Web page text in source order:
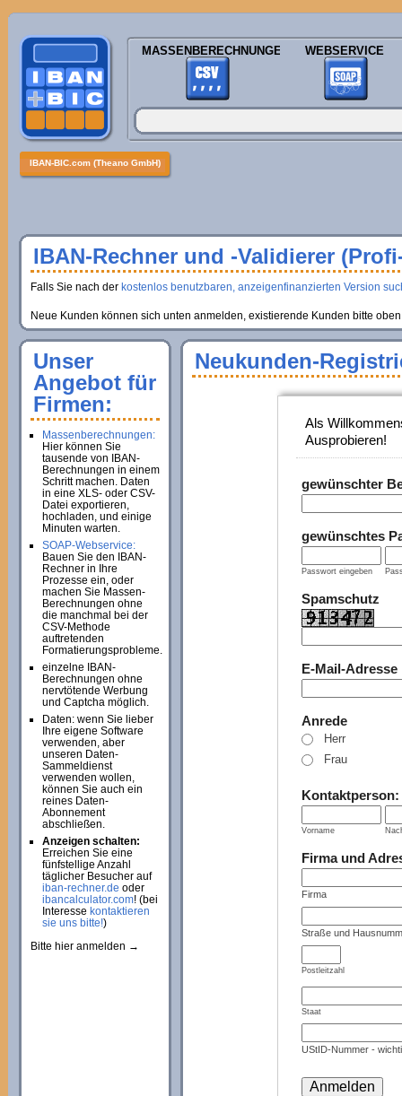
MASSENBERECHNUNGEN WEBSERVICE
IBAN-BIC.com (Theano GmbH)
IBAN-Rechner und -Validierer
Falls Sie nach der kostenlos benutzbaren, anzeigenfinanzierten Version
Neue Kunden können sich unten anmelden, existierende Kunden bitte
Neukunden-
Als
Ausprobieren!
gewünschter
gewünschtes
Passwort eingeben
Spamschutz
E-Mail-Adresse
Anrede
Herr
Frau
Kontaktperson:
Vorname
Firma und
Firma
Straße und
Postleitzahl
Staat
UStID-Nummer -
Unser
Angebot für
Firmen:
Massenberechnungen:
Hier können Sie
tausende von IBAN-
Berechnungen in einem
Schritt machen. Daten
in eine XLS- oder CSV-
Datei exportieren,
hochladen, und einige
Minuten warten.
SOAP-Webservice:
Bauen Sie den IBAN-
Rechner in Ihre
Prozesse ein, oder
machen Sie Massen-
Berechnungen ohne
die manchmal bei der
CSV-Methode
auftretenden
Formatierungsprobleme.
einzelne IBAN-
Berechnungen ohne
nervtötende Werbung
und Captcha möglich.
Daten: wenn Sie lieber
Ihre eigene Software
verwenden, aber
unseren Daten-
Sammeldienst
verwenden wollen,
können Sie auch ein
reines Daten-
Abonnement
abschließen.
Anzeigen schalten:
Erreichen Sie eine
fünfstellige Anzahl
täglicher Besucher auf
iban-rechner.de oder
ibancalculator.com! (bei
Interesse kontaktieren
sie uns bitte!)
Bitte hier anmelden →